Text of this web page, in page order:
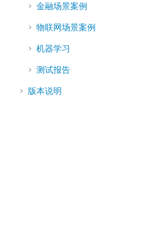
金融场景案例
物联网场景案例
机器学习
测试报告
版本说明